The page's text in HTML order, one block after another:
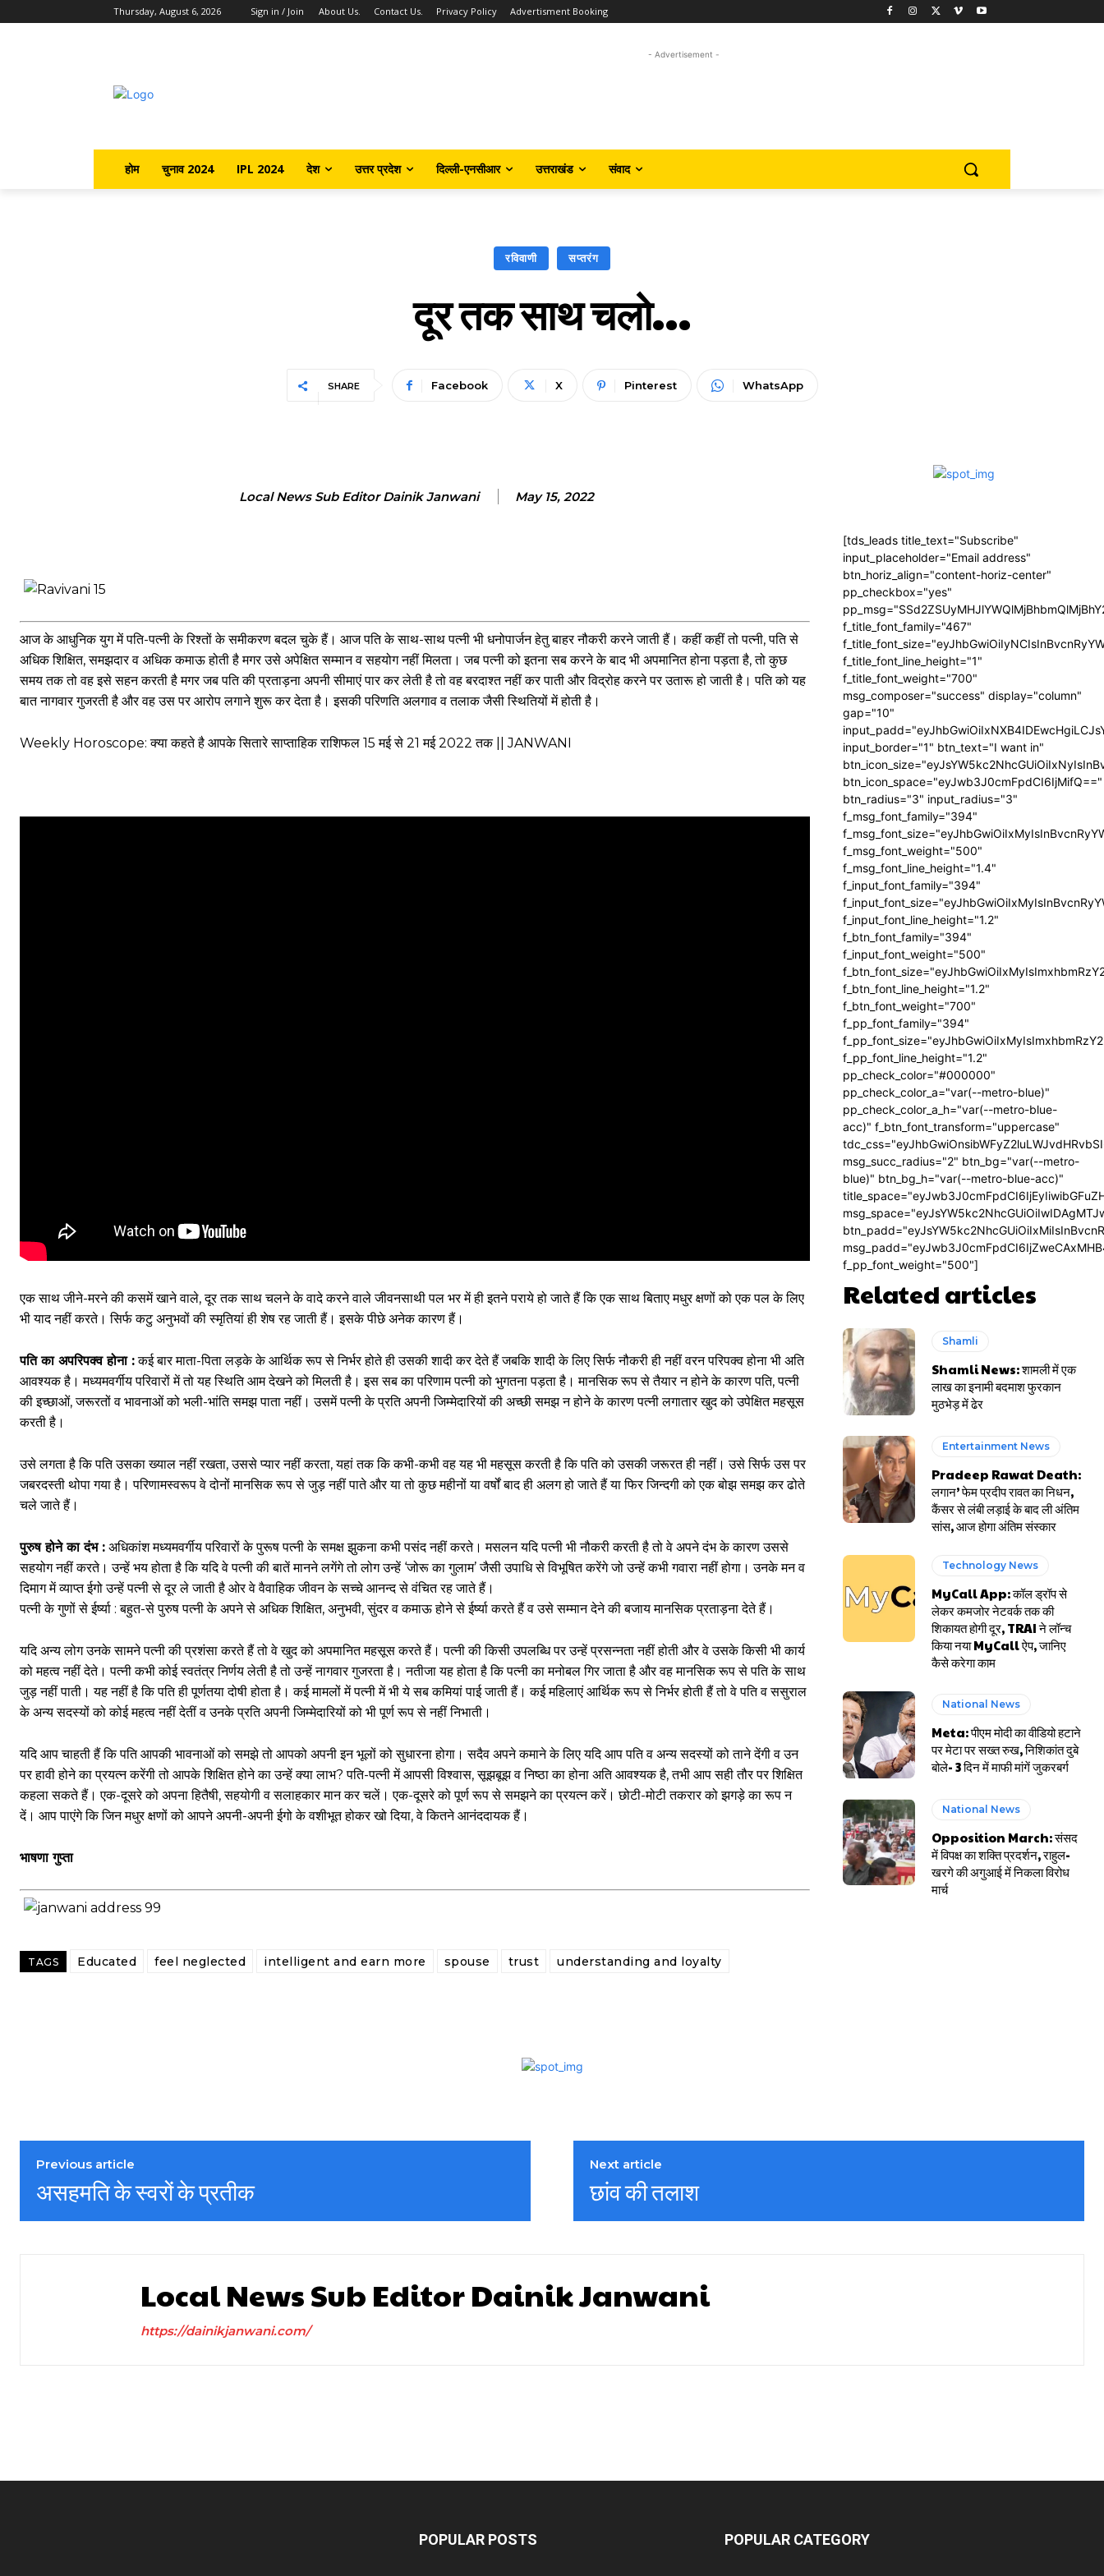
Thursday, August 6, 2026 Sign in / Join About Us. Contact Us. Privacy Policy Advertisment Booking
- Advertisement -
होम चुनाव 2024 IPL 2024 देश उत्तर प्रदेश दिल्ली-एनसीआर उत्तराखंड संवाद
रविवाणी सप्तरंग
दूर तक साथ चलो…
SHARE Facebook X Pinterest WhatsApp
Local News Sub Editor Dainik Janwani May 15, 2022
आज के आधुनिक युग में पति-पत्नी के रिश्तों के समीकरण बदल चुके हैं। आज पति के साथ-साथ पत्नी भी धनोपार्जन हेतु बाहर नौकरी करने जाती हैं। कहीं कहीं तो पत्नी, पति से
अधिक शिक्षित, समझदार व अधिक कमाऊ होती है मगर उसे अपेक्षित सम्मान व सहयोग नहीं मिलता। जब पत्नी को इतना सब करने के बाद भी अपमानित होना पड़ता है, तो कुछ
समय तक तो वह इसे सहन करती है मगर जब पति की प्रताड़ना अपनी सीमाएं पार कर लेती है तो वह बरदाश्त नहीं कर पाती और विद्रोह करने पर उतारू हो जाती है। पति को यह
बात नागवार गुजरती है और वह उस पर आरोप लगाने शुरू कर देता है। इसकी परिणति अलगाव व तलाक जैसी स्थितियों में होती है।
Weekly Horoscope: क्या कहते है आपके सितारे साप्ताहिक राशिफल 15 मई से 21 मई 2022 तक || JANWANI
एक साथ जीने-मरने की कसमें खाने वाले, दूर तक साथ चलने के वादे करने वाले जीवनसाथी पल भर में ही इतने पराये हो जाते हैं कि एक साथ बिताए मधुर क्षणों को एक पल के लिए
भी याद नहीं करते। सिर्फ कटु अनुभवों की स्मृतियां ही शेष रह जाती हैं। इसके पीछे अनेक कारण हैं।
पति का अपरिपक्व होना :कई बार माता-पिता लड़के के आर्थिक रूप से निर्भर होते ही उसकी शादी कर देते हैं जबकि शादी के लिए सिर्फ नौकरी ही नहीं वरन परिपक्व होना भी अति
आवश्यक है। मध्यमवर्गीय परिवारों में तो यह स्थिति आम देखने को मिलती है। इस सब का परिणाम पत्नी को भुगतना पड़ता है। मानसिक रूप से तैयार न होने के कारण पति, पत्नी
की इच्छाओं, जरूरतों व भावनाओं को भली-भांति समझ पाता नहीं। उसमें पत्नी के प्रति अपनी जिम्मेदारियों की अच्छी समझ न होने के कारण पत्नी लगातार खुद को उपेक्षित महसूस
करती है।
उसे लगता है कि पति उसका ख्याल नहीं रखता, उससे प्यार नहीं करता, यहां तक कि कभी-कभी वह यह भी महसूस करती है कि पति को उसकी जरूरत ही नहीं। उसे सिर्फ उस पर
जबरदस्ती थोपा गया है। परिणामस्वरूप वे दोनों मानसिक रूप से जुड़ नहीं पाते और या तो कुछ महीनों या वर्षों बाद ही अलग हो जाते हैं या फिर जिन्दगी को एक बोझ समझ कर ढोते
चले जाते हैं।
पुरुष होने का दंभ : अधिकांश मध्यमवर्गीय परिवारों के पुरूष पत्नी के समक्ष झुकना कभी पसंद नहीं करते। मसलन यदि पत्नी भी नौकरी करती है तो वे अपने दंभ के कारण उससे
सहयोग नहीं करते। उन्हें भय होता है कि यदि वे पत्नी की बातें मानने लगेंगे तो लोग उन्हें ‘जोरू का गुलाम’ जैसी उपाधि से विभूषित करेंगे जो उन्हें कभी गवारा नहीं होगा। उनके मन व
दिमाग में व्याप्त ईगो उन्हें पत्नी से दूर ले जाती है ओर वे वैवाहिक जीवन के सच्चे आनन्द से वंचित रह जाते हैं।
पत्नी के गुणों से ईर्ष्या : बहुत-से पुरुष पत्नी के अपने से अधिक शिक्षित, अनुभवी, सुंदर व कमाऊ होने से ईर्ष्या करते हैं व उसे सम्मान देने की बजाय मानसिक प्रताड़ना देते हैं।
यदि अन्य लोग उनके सामने पत्नी की प्रशंसा करते हैं तो वे खुद को अपमानित महसूस करते हैं। पत्नी की किसी उपलब्धि पर उन्हें प्रसन्नता नहीं होती और वे उसके किसी भी कार्य
को महत्व नहीं देते। पत्नी कभी कोई स्वतंत्र निर्णय लेती है तो उन्हें नागवार गुजरता है। नतीजा यह होता है कि पत्नी का मनोबल गिर जाता है और वह मानसिक रूप से पति के साथ
जुड़ नहीं पाती। यह नहीं है कि पति ही पूर्णतया दोषी होता है। कई मामलों में पत्नी में भी ये सब कमियां पाई जाती हैं। कई महिलाएं आर्थिक रूप से निर्भर होती हैं तो वे पति व ससुराल
के अन्य सदस्यों को कोई महत्व नहीं देतीं व उनके प्रति अपनी जिम्मेदारियों को भी पूर्ण रूप से नहीं निभाती।
यदि आप चाहती हैं कि पति आपकी भावनाओं को समझे तो आपको अपनी इन भूलों को सुधारना होगा। सदैव अपने कमाने के लिए यदि आप पति व अन्य सदस्यों को ताने देंगी व उन
पर हावी होने का प्रयत्न करेंगी तो आपके शिक्षित होने का उन्हें क्या लाभ? पति-पत्नी में आपसी विश्वास, सूझबूझ व निष्ठा का होना अति आवश्यक है, तभी आप सही तौर पर शिक्षित
कहला सकते हैं। एक-दूसरे को अपना हितैषी, सहयोगी व सलाहकार मान कर चलें। एक-दूसरे को पूर्ण रूप से समझने का प्रयत्न करें। छोटी-मोटी तकरार को झगड़े का रूप न
दें। आप पाएंगे कि जिन मधुर क्षणों को आपने अपनी-अपनी ईगो के वशीभूत होकर खो दिया, वे कितने आनंददायक हैं।
भाषणा गुप्ता
TAGS Educated feel neglected intelligent and earn more spouse trust understanding and loyalty
[tds_leads title_text="Subscribe"
input_placeholder="Email address"
btn_horiz_align="content-horiz-center"
pp_checkbox="yes"
f_title_font_family="467"
f_title_font_line_height="1"
f_title_font_weight="700"
msg_composer="success" display="column"
gap="10"
input_border="1" btn_text="I want in"
btn_icon_space="eyJwb3J0cmFpdCI6IjMifQ=="
btn_radius="3" input_radius="3"
f_msg_font_family="394"
f_msg_font_weight="500"
f_msg_font_line_height="1.4"
f_input_font_family="394"
f_input_font_line_height="1.2"
f_btn_font_family="394"
f_input_font_weight="500"
f_btn_font_line_height="1.2"
f_btn_font_weight="700"
f_pp_font_family="394"
f_pp_font_line_height="1.2"
pp_check_color="#000000"
pp_check_color_a="var(--metro-blue)"
pp_check_color_a_h="var(--metro-blue-
acc)" f_btn_font_transform="uppercase"
msg_succ_radius="2" btn_bg="var(--metro-
blue)" btn_bg_h="var(--metro-blue-acc)"
f_pp_font_weight="500"]
Related articles
Shamli
Shamli News: शामली में एक
लाख का इनामी बदमाश फुरकान
मुठभेड़ में ढेर
Entertainment News
Pradeep Rawat Death:
लगान’ फेम प्रदीप रावत का निधन,
कैंसर से लंबी लड़ाई के बाद ली अंतिम
सांस, आज होगा अंतिम संस्कार
Technology News
MyCall App: कॉल ड्रॉप से
लेकर कमजोर नेटवर्क तक की
शिकायत होगी दूर, TRAI ने लॉन्च
किया नया MyCall ऐप, जानिए
कैसे करेगा काम
National News
Meta: पीएम मोदी का वीडियो हटाने
पर मेटा पर सख्त रुख, निशिकांत दुबे
बोले- 3 दिन में माफी मांगें जुकरबर्ग
National News
Opposition March: संसद
में विपक्ष का शक्ति प्रदर्शन, राहुल-
खरगे की अगुआई में निकला विरोध
मार्च
Previous article
असहमति के स्वरों के प्रतीक
Next article
छांव की तलाश
Local News Sub Editor Dainik Janwani
https://dainikjanwani.com/
POPULAR POSTS POPULAR CATEGORY